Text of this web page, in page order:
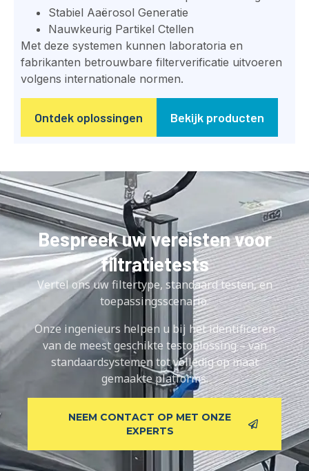
Stabiel Aaërosol Generatie
Nauwkeurig Partikel Ctellen
Met deze systemen kunnen laboratoria en
fabrikanten betrouwbare filterverificatie uitvoeren
volgens internationale normen.
Ontdek oplossingen Bekijk producten
Bespreek uw vereisten voor
filtratietests
Vertel ons uw filtertype, standaard testen, en
toepassingsscenario.
Onze ingenieurs helpen u bij het identificeren
van de meest geschikte testoplossing – van
standaardsystemen tot volledig op maat
gemaakte platforms.
NEEM CONTACT OP MET ONZE
EXPERTS